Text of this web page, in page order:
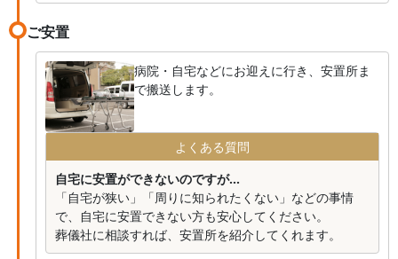
ご安置
病院・自宅などにお迎えに行き、安置所ま
で搬送します。
よくある質問
自宅に安置ができないのですが...
「自宅が狭い」「周りに知られたくない」などの事情
で、自宅に安置できない方も安心してください。
葬儀社に相談すれば、安置所を紹介してくれます。